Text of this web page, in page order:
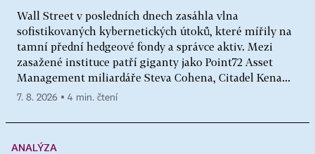
Wall Street v posledních dnech zasáhla vlna
sofistikovaných kybernetických útoků, které mířily na
tamní přední hedgeové fondy a správce aktiv. Mezi
zasažené instituce patří giganty jako Point72 Asset
Management miliardáře Steva Cohena, Citadel Kena...
7. 8. 2026 ▪ 4 min. čtení
ANALÝZA